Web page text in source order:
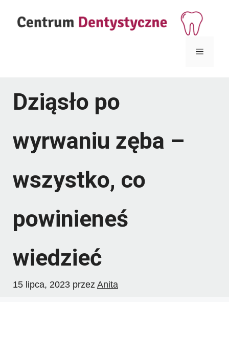
Menu
Dziąsło po
wyrwaniu zęba –
wszystko, co
powinieneś
wiedzieć
15 lipca, 2023 przez Anita